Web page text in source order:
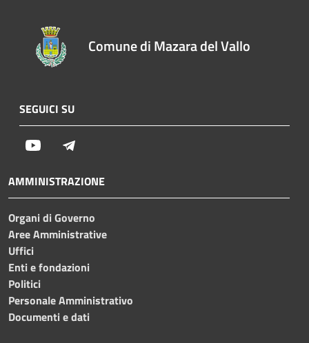
Comune di Mazara del Vallo
SEGUICI SU
Youtube
AMMINISTRAZIONE
Organi di Governo
Aree Amministrative
Uffici
Enti e fondazioni
Politici
Personale Amministrativo
Documenti e dati